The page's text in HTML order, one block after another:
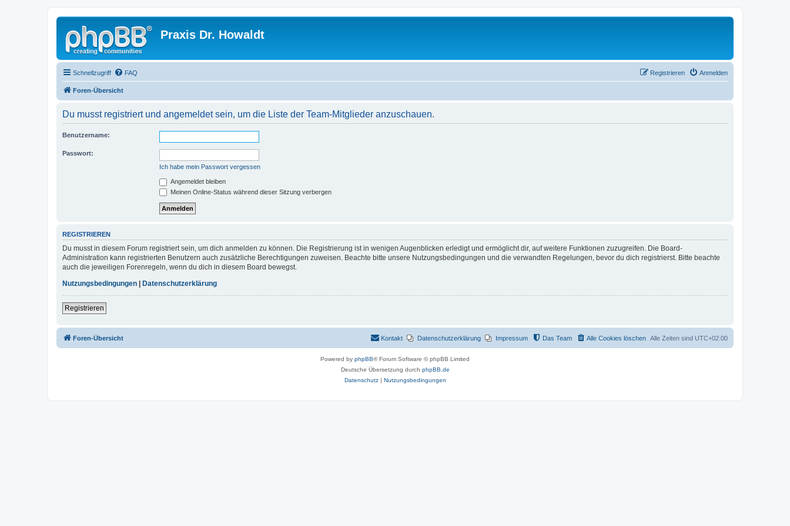
Praxis Dr. Howaldt
Schnellzugriff FAQ Anmelden
Registrieren
Foren-Übersicht
Du musst registriert und angemeldet sein, um die Liste der Team-Mitglieder anzuschauen.
Benutzername:
Passwort:
Ich habe mein Passwort vergessen
Angemeldet bleiben
Meinen Online-Status während dieser Sitzung verbergen
REGISTRIEREN
Du musst in diesem Forum registriert sein, um dich anmelden zu können. Die Registrierung ist in wenigen Augenblicken erledigt und ermöglicht dir, auf weitere Funktionen zuzugreifen. Die Board-
Administration kann registrierten Benutzern auch zusätzliche Berechtigungen zuweisen. Beachte bitte unsere Nutzungsbedingungen und die verwandten Regelungen, bevor du dich registrierst. Bitte beachte
auch die jeweiligen Forenregeln, wenn du dich in diesem Board bewegst.
Nutzungsbedingungen | Datenschutzerklärung
Registrieren
Foren-Übersicht Alle Zeiten sind UTC+02:00
Alle Cookies löschen
Das Team
Impressum
Datenschutzerklärung
Kontakt
Powered by phpBB® Forum Software © phpBB Limited
Deutsche Übersetzung durch phpBB.de
Datenschutz| Nutzungsbedingungen